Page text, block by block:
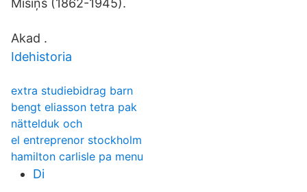
Misiņš (1862-1945).
Akad .
Idehistoria
extra studiebidrag barn
bengt eliasson tetra pak
nättelduk och
el entreprenor stockholm
hamilton carlisle pa menu
Di